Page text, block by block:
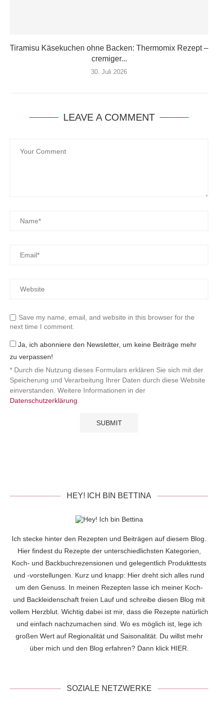
Tiramisu Käsekuchen ohne Backen: Thermomix Rezept –
cremiger...
30. Juli 2026
LEAVE A COMMENT
Save my name, email, and website in this browser for the
next time I comment.
Ja, ich abonniere den Newsletter, um keine Beiträge mehr
zu verpassen!
* Durch die Nutzung dieses Formulars erklären Sie sich mit der
Speicherung und Verarbeitung Ihrer Daten durch diese Website
einverstanden. Weitere Informationen in der
Datenschutzerklärung
HEY! ICH BIN BETTINA
Ich stecke hinter den Rezepten und Beiträgen auf diesem Blog.
Hier findest du Rezepte der unterschiedlichsten Kategorien,
Koch- und Backbuchrezensionen und gelegentlich Produkttests
und -vorstellungen. Kurz und knapp: Hier dreht sich alles rund
um den Genuss. In meinen Rezepten lasse ich meiner Koch-
und Backleidenschaft freien Lauf und schreibe diesen Blog mit
vollem Herzblut. Wichtig dabei ist mir, dass die Rezepte natürlich
und einfach nachzumachen sind. Wo es möglich ist, lege ich
großen Wert auf Regionalität und Saisonalität. Du willst mehr
über mich und den Blog erfahren? Dann klick HIER
SOZIALE NETZWERKE